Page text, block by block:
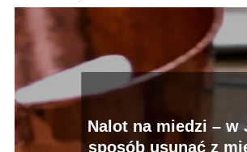
Nalot na miedzi – w
sposób usunąć z